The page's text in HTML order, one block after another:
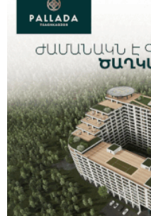
9:27:19 10-08-2026
նպատակի՝
Հայաստանի մասին. Արամ
22:45:13 9-08-2026
Կոչ` Նիկոլ
«Թրամփի
ադրբեջանա-թուրքական
19:45:21 9-08-2026